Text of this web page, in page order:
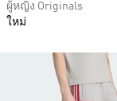
ผู้หญิง Originals
ใหม่